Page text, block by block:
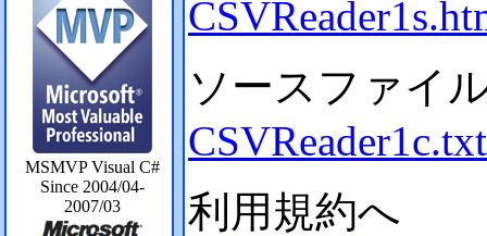
ソースファイ
CSVReader1c.txt
利用規約へ
MSMVP Visual C#
Since 2004/04-
2007/03